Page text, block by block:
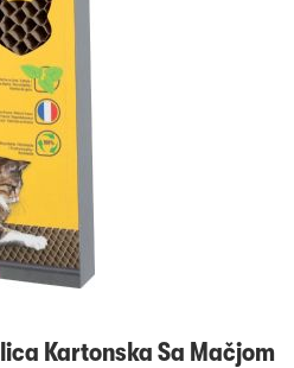
Kartonska Sa Mačjom